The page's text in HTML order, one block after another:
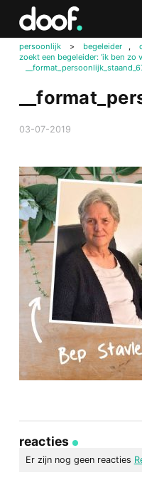
persoonlijk
> begeleider ,
zoekt een begeleider: ‘ik ben zo
03-07-2019
reacties
Er zijn nog geen reacties
Doof.nl